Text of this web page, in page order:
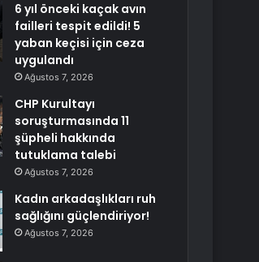
6 yıl önceki kaçak avın
failleri tespit edildi! 5
yaban keçisi için ceza
uygulandı
Ağustos 7, 2026
CHP Kurultayı
soruşturmasında 11
şüpheli hakkında
tutuklama talebi
Ağustos 7, 2026
Kadın arkadaşlıkları ruh
sağlığını güçlendiriyor!
Ağustos 7, 2026